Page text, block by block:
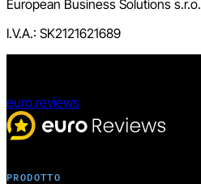
European Business Solutions s.r.o.
I.V.A.: SK2121621689
euro.reviews
PRODOTTO